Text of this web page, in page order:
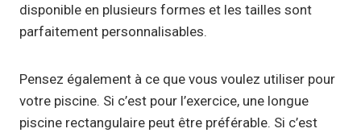
disponible en plusieurs formes et les tailles sont
parfaitement personnalisables.
Pensez également à ce que vous voulez utiliser pour
votre piscine. Si c’est pour l’exercice, une longue
piscine rectangulaire peut être préférable. Si c’est